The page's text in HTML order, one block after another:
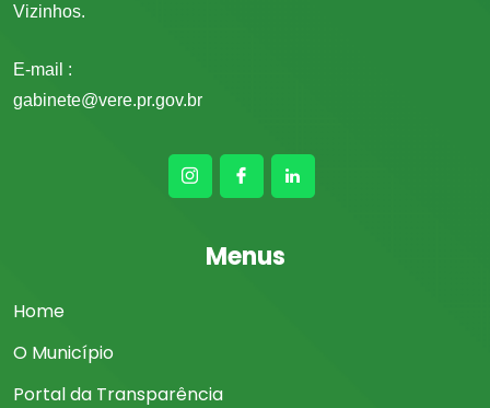
Vizinhos.
E-mail :
gabinete@vere.pr.gov.br
Menus
Home
O Município
Portal da Transparência